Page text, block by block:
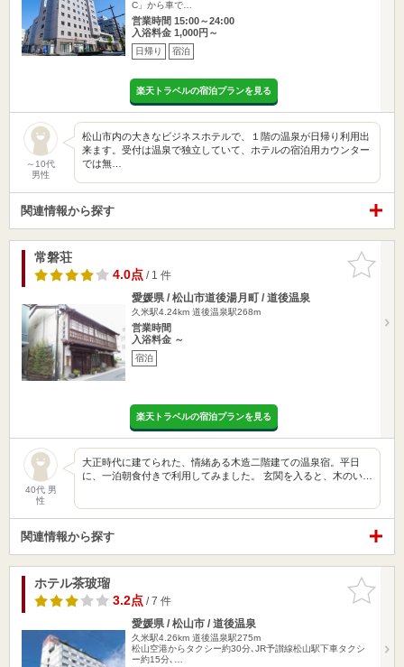
C」から車で…
営業時間 15:00～24:00
入浴料金 1,000円～
日帰り 宿泊
楽天トラベルの宿泊プランを見る
～10代
男性
松山市内の大きなビジネスホテルで、１階の温泉が日帰り利用出
来ます。受付は温泉で独立していて、ホテルの宿泊用カウンター
では無…
関連情報から探す
お気に入
りに追加
常磐荘
4.0点/ 1 件
愛媛県 / 松山市道後湯月町 / 道後温泉
久米駅4.24km 道後温泉駅268m
営業時間
入浴料金 ～
宿泊
楽天トラベルの宿泊プランを見る
40代 男
性
大正時代に建てられた、情緒ある木造二階建ての温泉宿。平日
に、一泊朝食付きで利用してみました。 玄関を入ると、木のい…
関連情報から探す
お気に入
りに追加
ホテル茶玻瑠
3.2点/ 7 件
愛媛県 / 松山市 / 道後温泉
久米駅4.26km 道後温泉駅275m
松山空港からタクシー約30分､JR予讃線松山駅下車タクシ
ー約15分､…